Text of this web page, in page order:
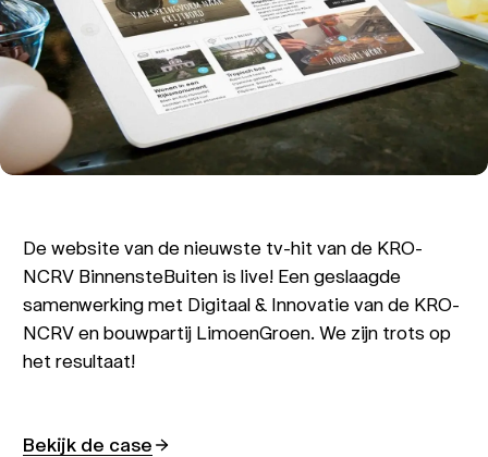
De website van de nieuwste tv-hit van de KRO-
NCRV BinnensteBuiten is live! Een geslaagde
samenwerking met Digitaal & Innovatie van de KRO-
NCRV en bouwpartij LimoenGroen. We zijn trots op
het resultaat!
Bekijk de case